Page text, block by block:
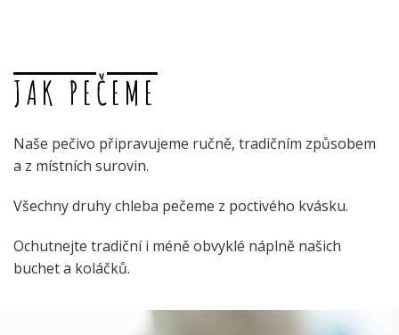
JAK PEČEME
Naše pečivo připravujeme ručně, tradičním způsobem
a z místních surovin.
Všechny druhy chleba pečeme z poctivého kvásku.
Ochutnejte tradiční i méně obvyklé náplně našich
buchet a koláčků.